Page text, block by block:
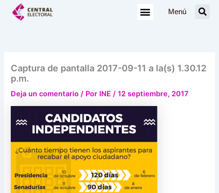
Menú
Captura de pantalla 2017-09-11 a la(s) 1.30.12
p.m.
Deja un comentario / Por INE/12 septiembre, 2017